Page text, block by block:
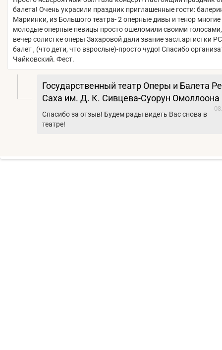
балета! Очень украсили праздник приглашенные гости:
Мариинки, из Большого театра- 2 оперные дивы и тенор
молодые оперные певицы просто ошеломили своими
вечер солистке оперы Захаровой дали звание засл.артистки
балет , (что дети, что взрослые)-просто чудо! Спасибо
Чайковский. Фест.
Государственный театр Оперы и Балета
Саха им. Д. К. Сивцева-Суорун Омоллоона
Спасибо за отзыв! Будем рады видеть Вас снова в
театре!